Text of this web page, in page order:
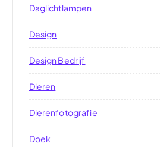
Daglichtlampen
Design
Design Bedrijf
Dieren
Dierenfotografie
Doek